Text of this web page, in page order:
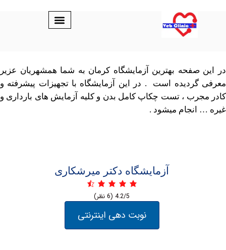
بهترین آزمایشگاه کرمان به شما همشهریان عزیر
است . در این آزمایشگاه با تجهیزات پیشرفته و
، تست چکاپ کامل بدن و کلیه آزمایش های بارداری و
میشود .
آزمایشگاه دکتر میرشکاری
نوبت دهی اینترنتی